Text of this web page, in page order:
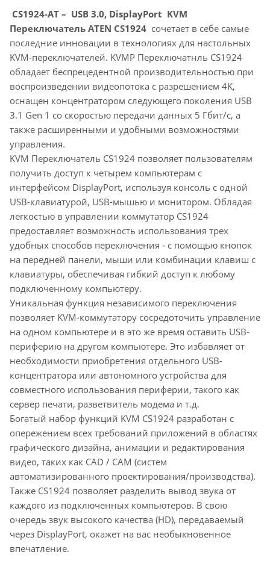
CS1924-AT – USB 3.0, DisplayPort KVM
Переключатель ATEN CS1924 сочетает в себе самые
последние инновации в технологиях для настольных
KVM-переключателей. KVMP Переключатнль CS1924
обладает беспрецедентной производительностью при
воспроизведении видеопотока с разрешением 4K,
оснащен концентратором следующего поколения USB
3.1 Gen 1 со скоростью передачи данных 5 Гбит/с, а
также расширенными и удобными возможностями
управления.
KVM Переключатель CS1924 позволяет пользователям
получить доступ к четырем компьютерам с
интерфейсом DisplayPort, используя консоль с одной
USB-клавиатурой, USB-мышью и монитором. Обладая
легкостью в управлении коммутатор CS1924
предоставляет возможность использования трех
удобных способов переключения - с помощью кнопок
на передней панели, мыши или комбинации клавиш с
клавиатуры, обеспечивая гибкий доступ к любому
подключенному компьютеру.
Уникальная функция независимого переключения
позволяет KVM-коммутатору сосредоточить управление
на одном компьютере и в это же время оставить USB-
периферию на другом компьютере. Это избавляет от
необходимости приобретения отдельного USB-
концентратора или автономного устройства для
совместного использования периферии, такого как
сервер печати, разветвитель модема и т.д.
Богатый набор функций KVM CS1924 разработан с
опережением всех требований приложений в областях
графического дизайна, анимации и редактирования
видео, таких как CAD / CAM (систем
автоматизированного проектирования/производства).
Также CS1924 позволяет разделить вывод звука от
каждого из подключенных компьютеров. В свою
очередь звук высокого качества (HD), передаваемый
через DisplayPort, окажет на вас необыкновенное
впечатление.